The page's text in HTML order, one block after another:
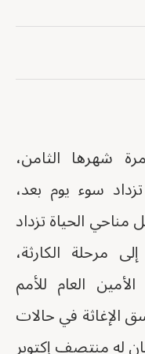
شهرها الثامن،
سوء يوم بعد،
مناحي الحياة تزداد
مرحلة الكارثة،
العام للأمم
الإغاثة في حالات